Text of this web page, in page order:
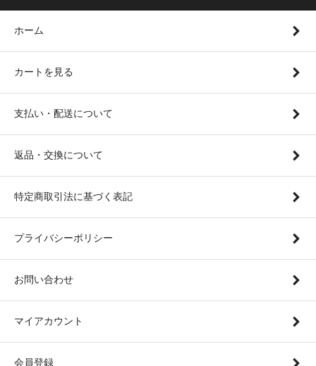
ホーム
カートを見る
支払い・配送について
返品・交換について
特定商取引法に基づく表記
プライバシーポリシー
お問い合わせ
マイアカウント
会員登録